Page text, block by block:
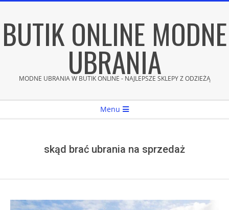
content
BUTIK ONLINE MODNE
UBRANIA
MODNE UBRANIA W BUTIK ONLINE - NAJLEPSZE SKLEPY Z ODZIEŻĄ
Menu
skąd brać ubrania na sprzedaż